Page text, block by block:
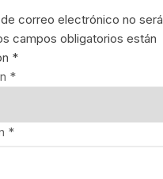
correo electrónico no será
campos obligatorios están
*
*
*